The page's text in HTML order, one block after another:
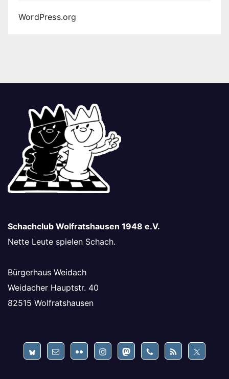
WordPress.org
Schachclub Wolfratshausen 1948 e.V.
Nette Leute spielen Schach.
Bürgerhaus Weidach
Weidacher Hauptstr. 40
82515 Wolfratshausen